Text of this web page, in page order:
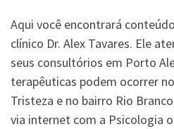
Aqui você encontrará
clínico Dr. Alex Tavares. Ele
seus consultórios em Porto
terapêuticas podem ocorrer
Tristeza e no bairro Rio
via internet com a Psicologia